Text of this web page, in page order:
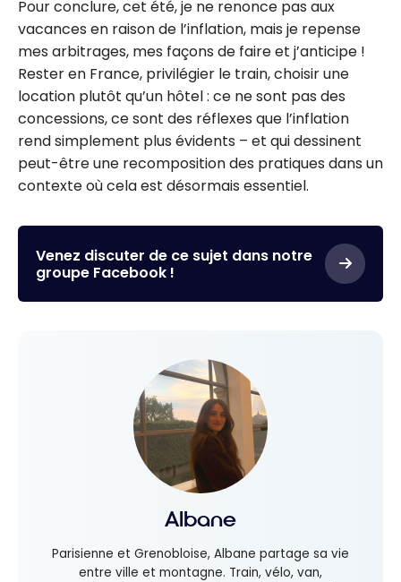
Pour conclure, cet été, je ne renonce pas aux
vacances en raison de l’inflation, mais je repense
mes arbitrages, mes façons de faire et j’anticipe !
Rester en France, privilégier le train, choisir une
location plutôt qu’un hôtel : ce ne sont pas des
concessions, ce sont des réflexes que l’inflation
rend simplement plus évidents – et qui dessinent
peut-être une recomposition des pratiques dans un
contexte où cela est désormais essentiel.
Venez discuter de ce sujet dans notre
groupe Facebook !
Albane
Parisienne et Grenobloise, Albane partage sa vie
entre ville et montagne. Train, vélo, van,